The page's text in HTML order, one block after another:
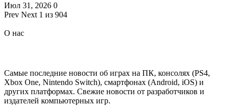
Июл 31, 2026 0
Prev Next 1 из 904
О нас
Самые последние новости об играх на ПК, консолях (PS4,
Xbox One, Nintendo Switch), смартфонах (Android, iOS) и
других платформах. Свежие новости от разработчиков и
издателей компьютерных игр.